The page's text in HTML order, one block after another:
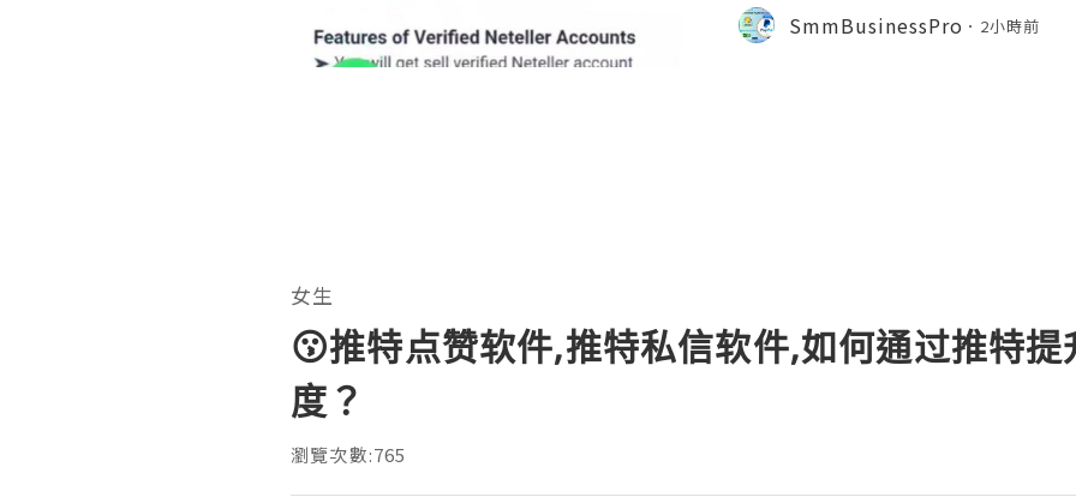
cure & Ready to Use Neteller is
s. A Neteller account
SmmBusinessPro 2小時前
女生
😗推特点赞软件,推特私信软件,如何通过推特
度？
瀏覽次數:765